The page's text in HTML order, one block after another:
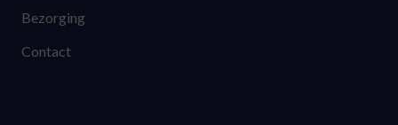
Bezorging
Contact